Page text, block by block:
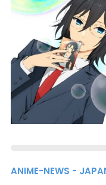
ANIME-NEWS -